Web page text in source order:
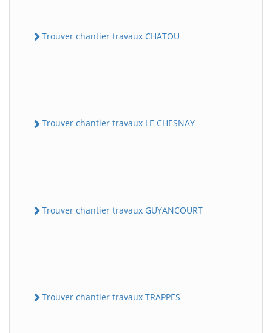
Trouver chantier travaux CHATOU
Trouver chantier travaux LE CHESNAY
Trouver chantier travaux GUYANCOURT
Trouver chantier travaux TRAPPES